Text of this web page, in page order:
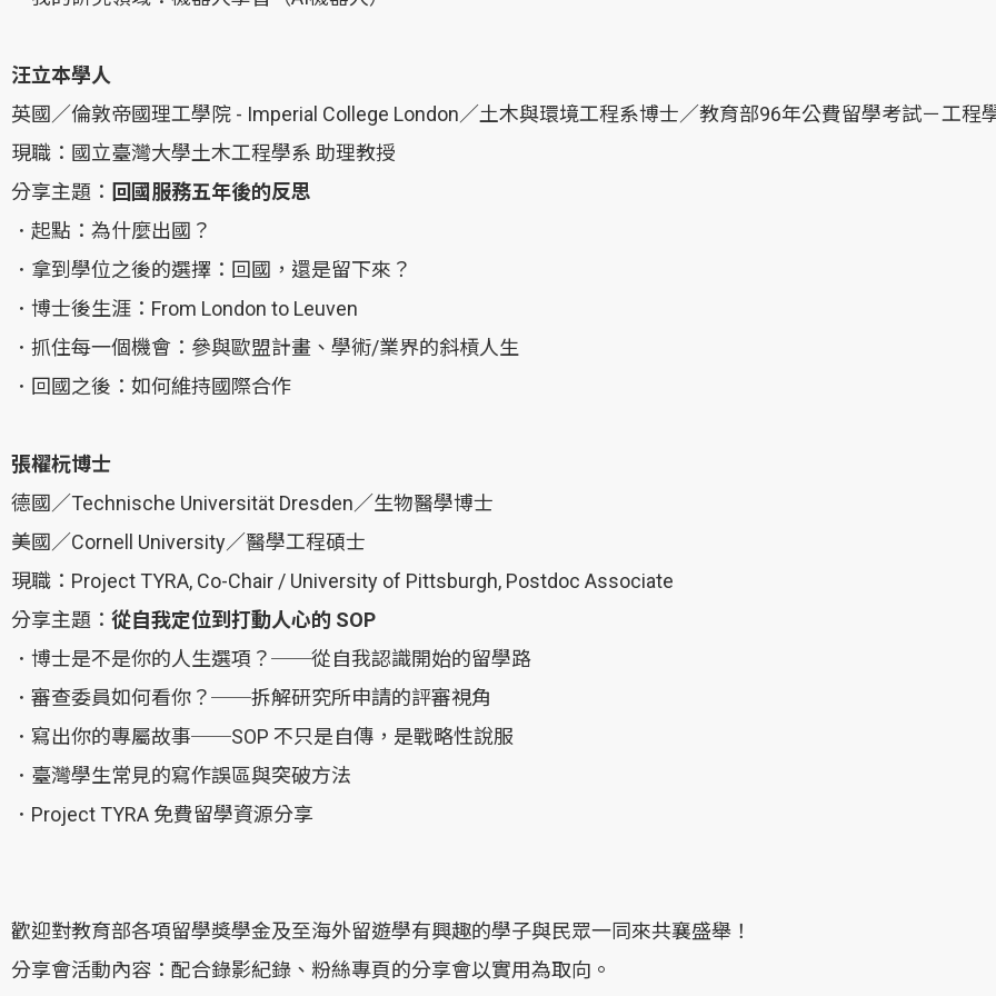
汪立本學人
英國／倫敦帝國理工學院 - Imperial College London／土木與環境工程系博士／教育部96年公費留學考試－工程
現職：國立臺灣大學土木工程學系 助理教授
分享主題： 回國服務五年後的反思
．起點：為什麼出國？
．拿到學位之後的選擇：回國，還是留下來？
．博士後生涯：From London to Leuven
．抓住每一個機會：參與歐盟計畫、學術/業界的斜槓人生
．回國之後：如何維持國際合作
張櫂杬博士
德國／Technische Universität Dresden／生物醫學博士
美國／Cornell University／醫學工程碩士
現職：Project TYRA, Co-Chair / University of Pittsburgh, Postdoc Associate
分享主題： 從自我定位到打動人心的 SOP
．博士是不是你的人生選項？──從自我認識開始的留學路
．審查委員如何看你？──拆解研究所申請的評審視角
．寫出你的專屬故事──SOP 不只是自傳，是戰略性說服
．臺灣學生常見的寫作誤區與突破方法
．Project TYRA 免費留學資源分享
歡迎對教育部各項留學獎學金及至海外留遊學有興趣的學子與民眾一同來共襄盛舉！
分享會活動內容：配合錄影紀錄、粉絲專頁的分享會以實用為取向。